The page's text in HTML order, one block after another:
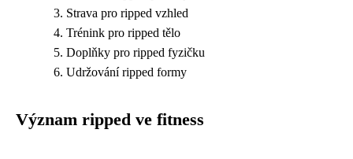
Strava pro ripped vzhled
Trénink pro ripped tělo
Doplňky pro ripped fyzičku
Udržování ripped formy
Význam ripped ve fitness